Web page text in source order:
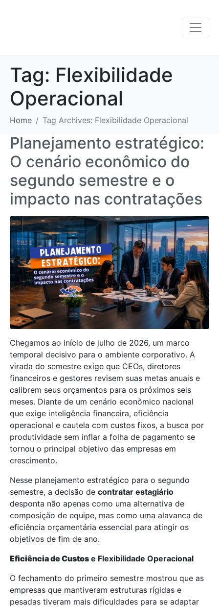
Tag: Flexibilidade
Operacional
Home Tag Archives: Flexibilidade Operacional
Planejamento estratégico:
O cenário econômico do
segundo semestre e o
impacto nas contratações
Chegamos ao início de julho de 2026, um marco
temporal decisivo para o ambiente corporativo. A
virada do semestre exige que CEOs, diretores
financeiros e gestores revisem suas metas anuais e
calibrem seus orçamentos para os próximos seis
meses. Diante de um cenário econômico nacional
que exige inteligência financeira, eficiência
operacional e cautela com custos fixos, a busca por
produtividade sem inflar a folha de pagamento se
tornou o principal objetivo das empresas em
crescimento.
Nesse planejamento estratégico para o segundo
semestre, a decisão de contratar estagiário
desponta não apenas como uma alternativa de
composição de equipe, mas como uma alavanca de
eficiência orçamentária essencial para atingir os
objetivos de fim de ano.
Eficiência de Custos e Flexibilidade Operacional
O fechamento do primeiro semestre mostrou que as
empresas que mantiveram estruturas rígidas e
pesadas tiveram mais dificuldades para se adaptar